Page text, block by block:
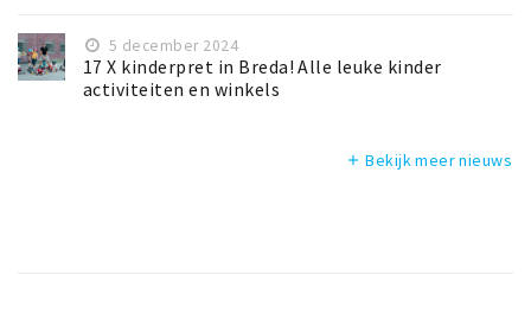
5 december 2024
17 X kinderpret in Breda! Alle leuke kinder
activiteiten en winkels
add Bekijk meer nieuws